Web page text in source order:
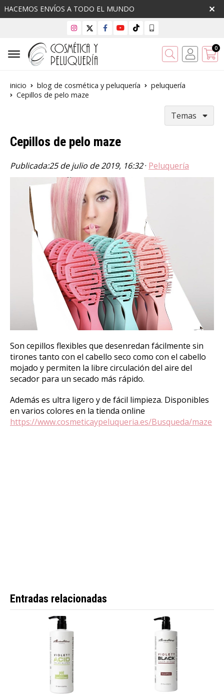
HACEMOS ENVÍOS A TODO EL MUNDO
Buscar 0
inicio blog de cosmética y peluquería
peluquería
Cepillos de pelo maze
Temas
Cepillos de pelo maze
Publicada:25 de julio de 2019, 16:32· Peluquería
Son cepillos flexibles que desenredan fácilmente sin
tirones tanto con el cabello seco como con el cabello
mojado y permiten la libre circulación del aire del
secador para un secado más rápido.
Además es ultra ligero y de fácil limpieza. Disponibles
en varios colores en la tienda online
https://www.cosmeticaypeluqueria.es/Busqueda/maze
Entradas relacionadas